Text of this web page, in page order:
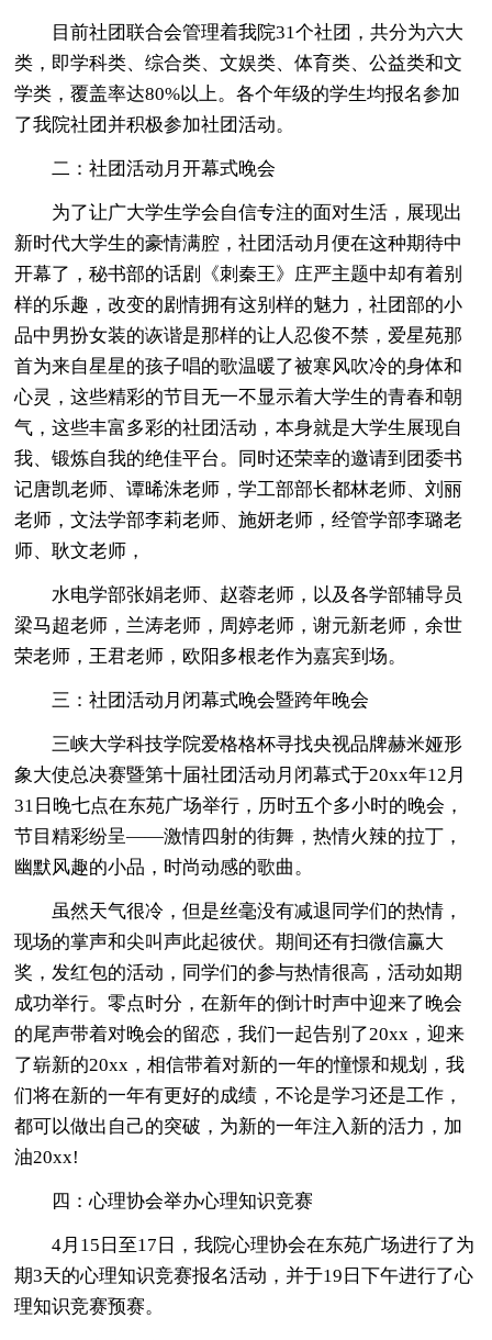
目前社团联合会管理着我院31个社团，共分为六大
类，即学科类、综合类、文娱类、体育类、公益类和文
学类，覆盖率达80%以上。各个年级的学生均报名参加
了我院社团并积极参加社团活动。
二：社团活动月开幕式晚会
为了让广大学生学会自信专注的面对生活，展现出
新时代大学生的豪情满腔，社团活动月便在这种期待中
开幕了，秘书部的话剧《刺秦王》庄严主题中却有着别
样的乐趣，改变的剧情拥有这别样的魅力，社团部的小
品中男扮女装的诙谐是那样的让人忍俊不禁，爱星苑那
首为来自星星的孩子唱的歌温暖了被寒风吹冷的身体和
心灵，这些精彩的节目无一不显示着大学生的青春和朝
气，这些丰富多彩的社团活动，本身就是大学生展现自
我、锻炼自我的绝佳平台。同时还荣幸的邀请到团委书
记唐凯老师、谭晞洙老师，学工部部长都林老师、刘丽
老师，文法学部李莉老师、施妍老师，经管学部李璐老
师、耿文老师，
水电学部张娟老师、赵蓉老师，以及各学部辅导员
梁马超老师，兰涛老师，周婷老师，谢元新老师，余世
荣老师，王君老师，欧阳多根老作为嘉宾到场。
三：社团活动月闭幕式晚会暨跨年晚会
三峡大学科技学院爱格格杯寻找央视品牌赫米娅形
象大使总决赛暨第十届社团活动月闭幕式于20xx年12月
31日晚七点在东苑广场举行，历时五个多小时的晚会，
节目精彩纷呈——激情四射的街舞，热情火辣的拉丁，
幽默风趣的小品，时尚动感的歌曲。
虽然天气很冷，但是丝毫没有减退同学们的热情，
现场的掌声和尖叫声此起彼伏。期间还有扫微信赢大
奖，发红包的活动，同学们的参与热情很高，活动如期
成功举行。零点时分，在新年的倒计时声中迎来了晚会
的尾声带着对晚会的留恋，我们一起告别了20xx，迎来
了崭新的20xx，相信带着对新的一年的憧憬和规划，我
们将在新的一年有更好的成绩，不论是学习还是工作，
都可以做出自己的突破，为新的一年注入新的活力，加
油20xx!
四：心理协会举办心理知识竞赛
4月15日至17日，我院心理协会在东苑广场进行了为
期3天的心理知识竞赛报名活动，并于19日下午进行了心
理知识竞赛预赛。